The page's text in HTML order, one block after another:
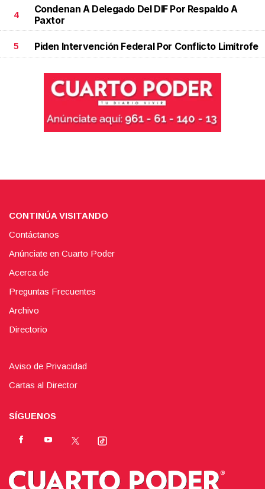
4
Condenan A Delegado Del DIF Por Respaldo A
Paxtor
5 Piden Intervención Federal Por Conflicto Limítrofe
CONTINÚA VISITANDO
Contáctanos
Anúnciate en Cuarto Poder
Acerca de
Preguntas Frecuentes
Archivo
Directorio
Aviso de Privacidad
Cartas al Director
SÍGUENOS